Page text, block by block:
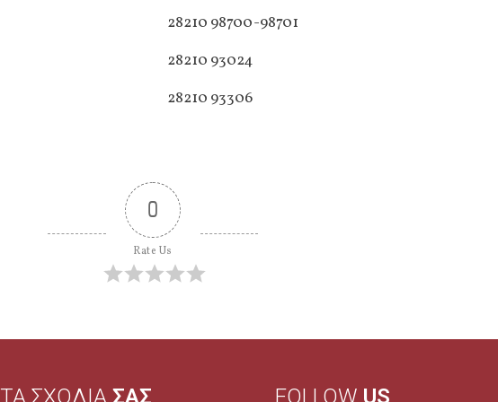
28210 98700-98701
28210 93024
28210 93306
0
Rate Us
ΤΑ ΣΧΟΛΙΑ ΣΑΣ FOLLOW US